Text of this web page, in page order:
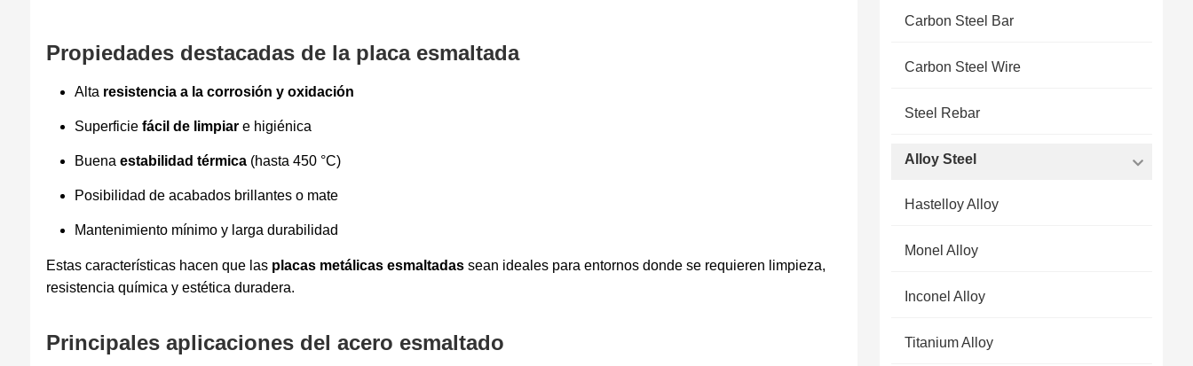
Propiedades destacadas de la placa esmaltada
Alta resistencia a la corrosión y oxidación
Superficiefácil de limpiar e higiénica
Buenaestabilidad térmica (hasta 450 °C)
Posibilidad de acabados brillantes o mate
Mantenimiento mínimo y larga durabilidad
Estas características hacen que las placas metálicas esmaltadas sean ideales para entornos donde se requieren limpieza,
resistencia química y estética duradera.
Principales aplicaciones del acero esmaltado
Carbon Steel Bar
Carbon Steel Wire
Steel Rebar
Alloy Steel
Hastelloy Alloy
Monel Alloy
Inconel Alloy
Titanium Alloy